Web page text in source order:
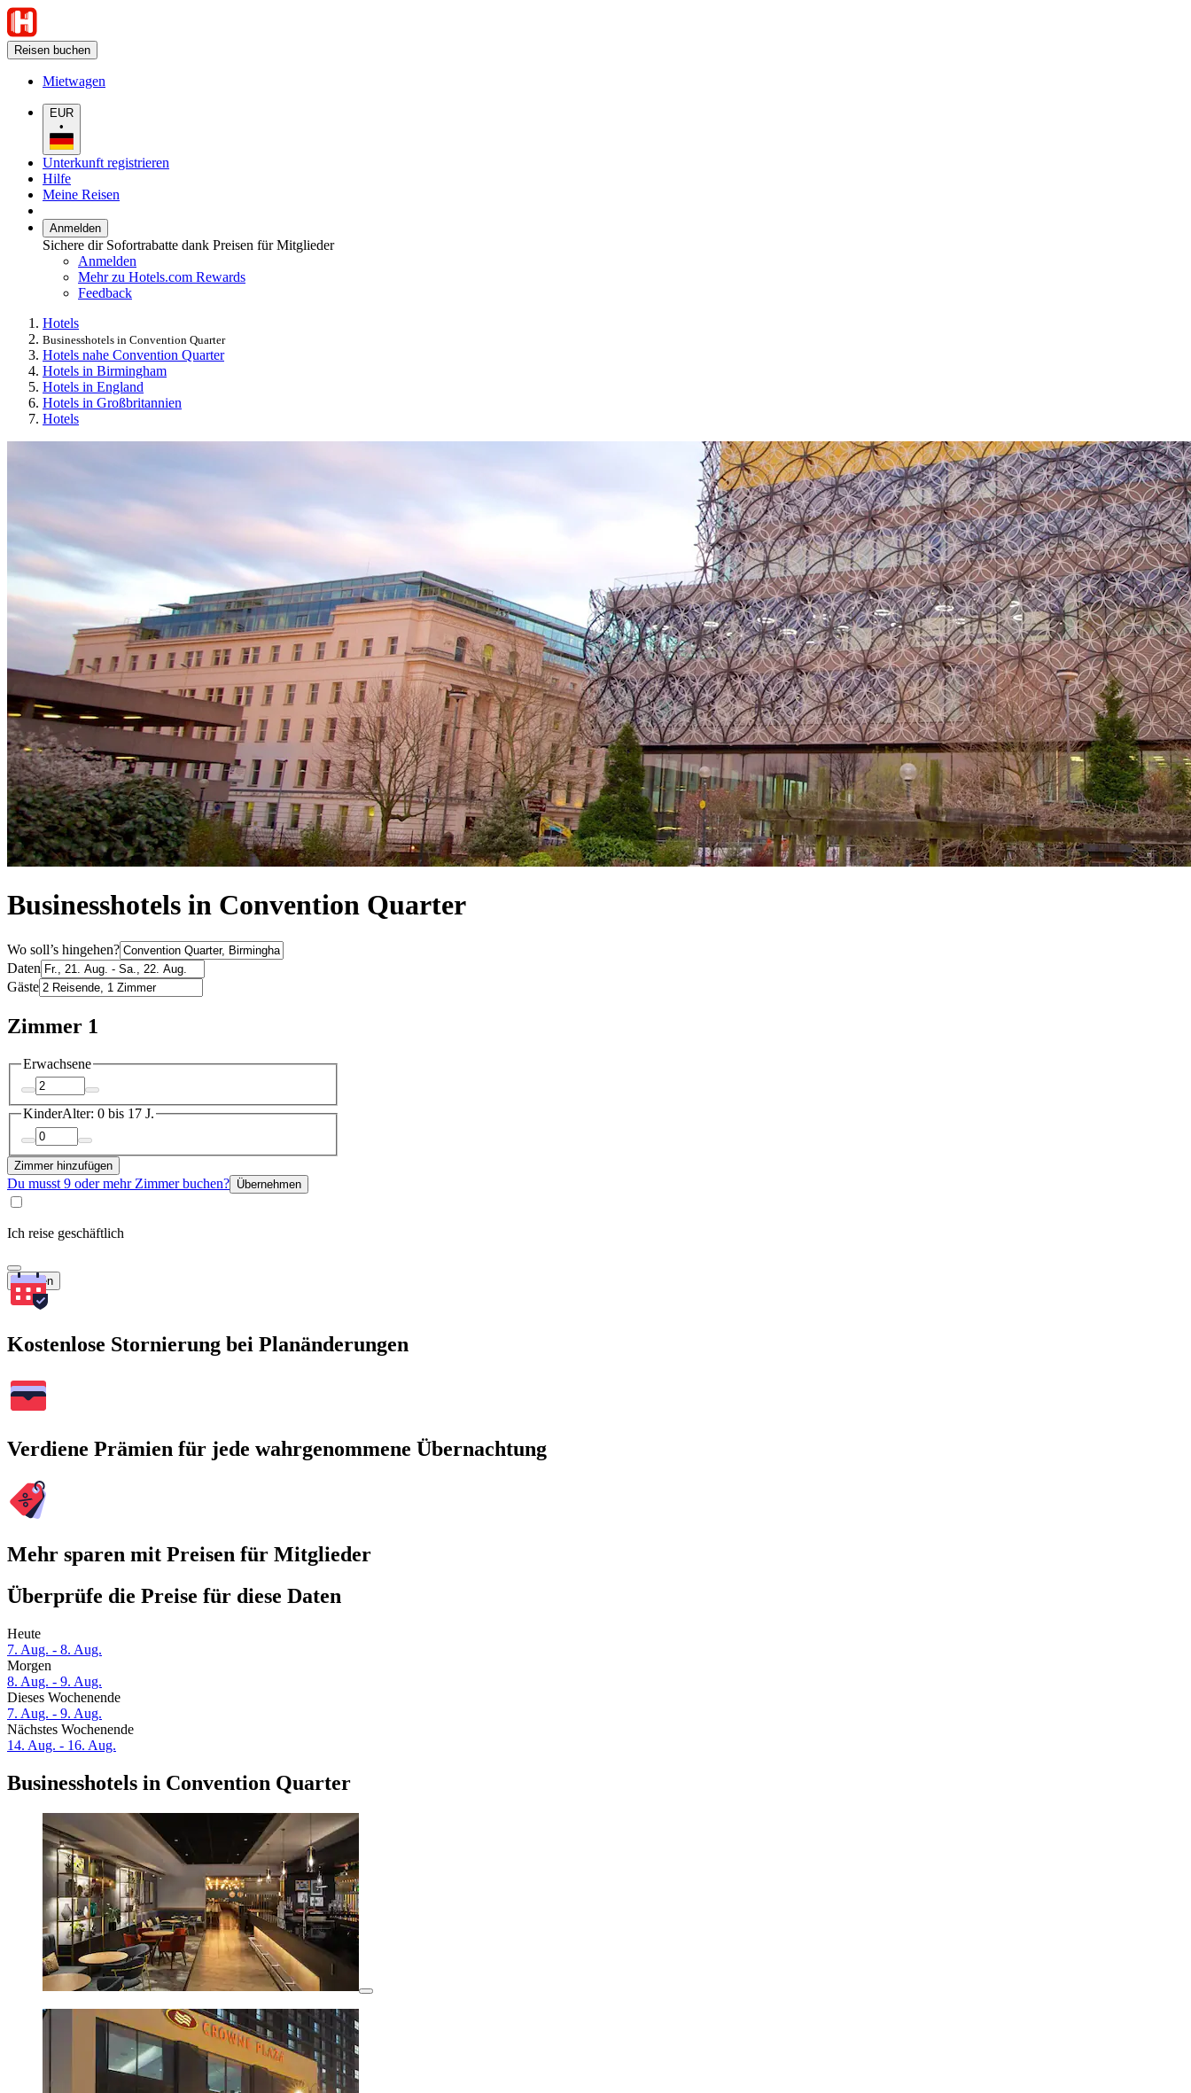
Reisen buchen
Mietwagen
EUR
•
Unterkunft registrieren
Hilfe
Meine Reisen
Anmelden
Sichere dir Sofortrabatte dank Preisen für Mitglieder
Anmelden
Mehr zu Hotels.com Rewards
Feedback
Hotels
Businesshotels in Convention Quarter
Hotels nahe Convention Quarter
Hotels in Birmingham
Hotels in England
Hotels in Großbritannien
Hotels
Businesshotels in Convention Quarter
Wo soll’s hingehen?
Daten
Gäste
Zimmer 1
Erwachsene
KinderAlter: 0 bis 17 J.
Zimmer hinzufügen
Du musst 9 oder mehr Zimmer buchen? Übernehmen
Ich reise geschäftlich
Suchen
Kostenlose Stornierung bei Planänderungen
Verdiene Prämien für jede wahrgenommene Übernachtung
Mehr sparen mit Preisen für Mitglieder
Überprüfe die Preise für diese Daten
Heute
7. Aug. - 8. Aug.
Morgen
8. Aug. - 9. Aug.
Dieses Wochenende
7. Aug. - 9. Aug.
Nächstes Wochenende
14. Aug. - 16. Aug.
Businesshotels in Convention Quarter